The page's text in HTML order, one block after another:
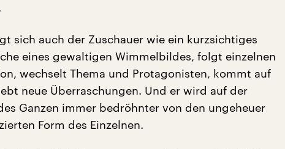
sich auch der Zuschauer wie ein kurzsichtiges
eines gewaltigen Wimmelbildes, folgt einzelnen
wechselt Thema und Protagonisten, kommt auf
neue Überraschungen. Und er wird auf der
Ganzen immer bedröhnter von den ungeheuer
Form des Einzelnen.